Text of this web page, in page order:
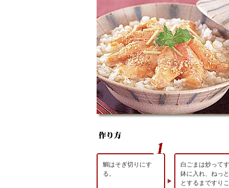
鯛はそぎ切りにす
る。
白ごまは炒って
鉢に入れ、ねっ
とするまですり